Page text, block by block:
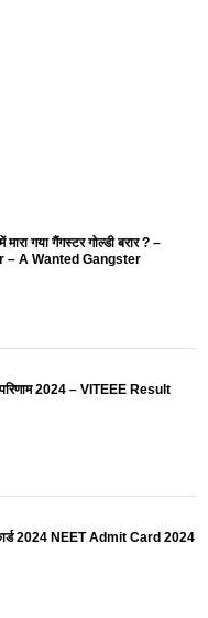
मारा गया गैंगस्टर गोल्डी बरार ? –
– A Wanted Gangster
2024 – VITEEE Result
2024 NEET Admit Card 2024